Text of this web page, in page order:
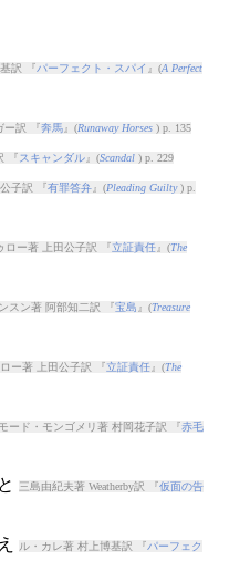
訳 『パーフェクト・スパイ 』(A Perfect
ー訳 『奔馬』(Runaway Horses) p. 135
『スキャンダル』(Scandal) p. 229
子訳 『有罪答弁』(Pleading Guilty) p.
ロー著 上田公子訳 『立証責任』(The
スン著 阿部知二訳 『宝島 』(Treasure
ロー著 上田公子訳 『立証責任』(The
ード・モンゴメリ著 村岡花子訳 『赤毛
三島由紀夫著 Weatherby訳 『仮面の告
ル・カレ著 村上博基訳 『パーフェク